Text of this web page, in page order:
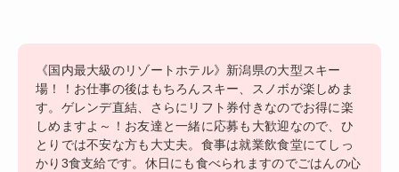
《国内最大級のリゾートホテル》新潟県の大型スキー
場！！お仕事の後はもちろんスキー、スノボが楽しめま
す。ゲレンデ直結、さらにリフト券付きなのでお得に楽
しめますよ～！お友達と一緒に応募も大歓迎なので、ひ
とりでは不安な方も大丈夫。食事は就業飲食堂にてしっ
かり3食支給です。休日にも食べられますのでごはんの心